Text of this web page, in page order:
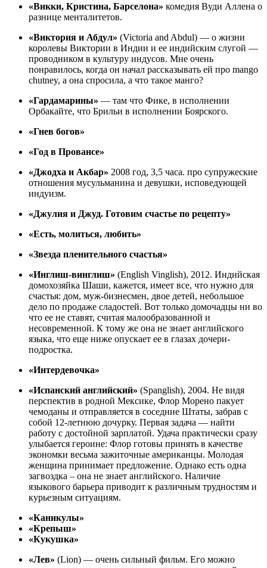
«Викки, Кристина, Барселона» комедия Вуди Аллена о
разнице менталитетов.
«Виктория и Абдул» (Victoria and Abdul) — о жизни
королевы Виктории в Индии и ее индийским слугой —
проводником в культуру индусов. Мне очень
понравилось, когда он начал рассказывать ей про mango
chutney, а она спросила, а что такое манго?
«Гардамарины» — там что Фике, в исполнении
Орбакайте, что Брильи в исполнении Боярского.
«Гнев богов»
«Год в Провансе»
«Джодха и Акбар» 2008 год, 3,5 часа. про супружеские
отношения мусульманина и девушки, исповедующей
индуизм.
«Джулия и Джуд. Готовим счастье по рецепту»
«Есть, молиться, любить»
«Звезда пленительного счастья»
«Инглиш-винглиш» (English Vinglish), 2012. Индийская
домохозяйка Шаши, кажется, имеет все, что нужно для
счастья: дом, муж-бизнесмен, двое детей, небольшое
дело по продаже сладостей. Вот только домочадцы ни во
что ее не ставят, считая малообразованной и
несовременной. К тому же она не знает английского
языка, что еще ниже опускает ее в глазах дочери-
подростка.
«Интердевочка»
«Испанский английский» (Spanglish), 2004. Не видя
перспектив в родной Мексике, Флор Морено пакует
чемоданы и отправляется в соседние Штаты, забрав с
собой 12-летнюю дочурку. Первая задача — найти
работу с достойной зарплатой. Удача практически сразу
улыбается героине: Флор готовы принять в качестве
экономки весьма зажиточные американцы. Молодая
женщина принимает предложение. Однако есть одна
загвоздка – она не знает английского. Наличие
языкового барьера приводит к различным трудностям и
курьезным ситуациям.
«Каникулы»
«Крепыш»
«Кукушка»
«Лев» (Lion) — очень сильный фильм. Его можно